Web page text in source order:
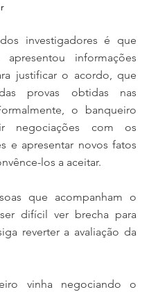
investigadores é que
apresentou informações
justificar o acordo, que
provas obtidas nas
o banqueiro
negociações com os
e apresentar novos fatos
los a aceitar.
que acompanham o
difícil ver brecha para
reverter a avaliação da
vinha negociando o